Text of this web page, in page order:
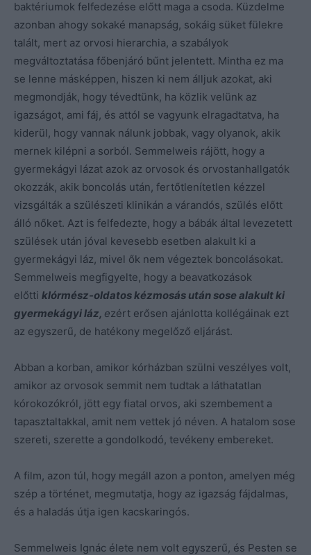
baktériumok felfedezése előtt maga a csoda. Küzdelme
azonban ahogy sokaké manapság, sokáig süket fülekre
talált, mert az orvosi hierarchia, a szabályok
megváltoztatása főbenjáró bűnt jelentett. Mintha ez ma
se lenne másképpen, hiszen ki nem álljuk azokat, aki
megmondják, hogy tévedtünk, ha közlik velünk az
igazságot, ami fáj, és attól se vagyunk elragadtatva, ha
kiderül, hogy vannak nálunk jobbak, vagy olyanok, akik
mernek kilépni a sorból. Semmelweis rájött, hogy a
gyermekágyi lázat azok az orvosok és orvostanhallgatók
okozzák, akik boncolás után, fertőtlenítetlen kézzel
vizsgálták a szülészeti klinikán a várandós, szülés előtt
álló nőket. Azt is felfedezte, hogy a bábák által levezetett
szülések után jóval kevesebb esetben alakult ki a
gyermekágyi láz, mivel ők nem végeztek boncolásokat.
Semmelweis megfigyelte, hogy a beavatkozások
előtti klórmész-oldatos kézmosás után sose alakult ki
gyermekágyi láz, ezért erősen ajánlotta kollégáinak ezt
az egyszerű, de hatékony megelőző eljárást.
Abban a korban, amikor kórházban szülni veszélyes volt,
amikor az orvosok semmit nem tudtak a láthatatlan
kórokozókról, jött egy fiatal orvos, aki szembement a
tapasztaltakkal, amit nem vettek jó néven. A hatalom sose
szereti, szerette a gondolkodó, tevékeny embereket.
A film, azon túl, hogy megáll azon a ponton, amelyen még
szép a történet, megmutatja, hogy az igazság fájdalmas,
és a haladás útja igen kacskaringós.
Semmelweis Ignác élete nem volt egyszerű, és Pesten se